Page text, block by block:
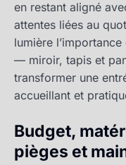
en restant aligné
attentes liées au
lumière
— miroir, tapis et
transformer une
accueillant et
Budget,
pièges et